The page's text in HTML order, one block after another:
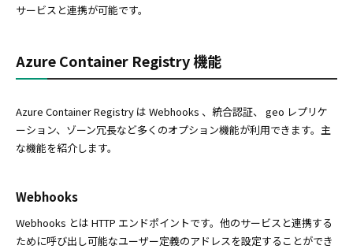
サービスと連携が可能です。
Azure Container Registry 機能
Azure Container Registry は Webhooks 、統合認証、 geo レプリケ
ーション、ゾーン冗長など多くのオプション機能が利用できます。主
な機能を紹介します。
Webhooks
Webhooks とは HTTP エンドポイントです。他のサービスと連携する
ために呼び出し可能なユーザー定義のアドレスを設定することができ